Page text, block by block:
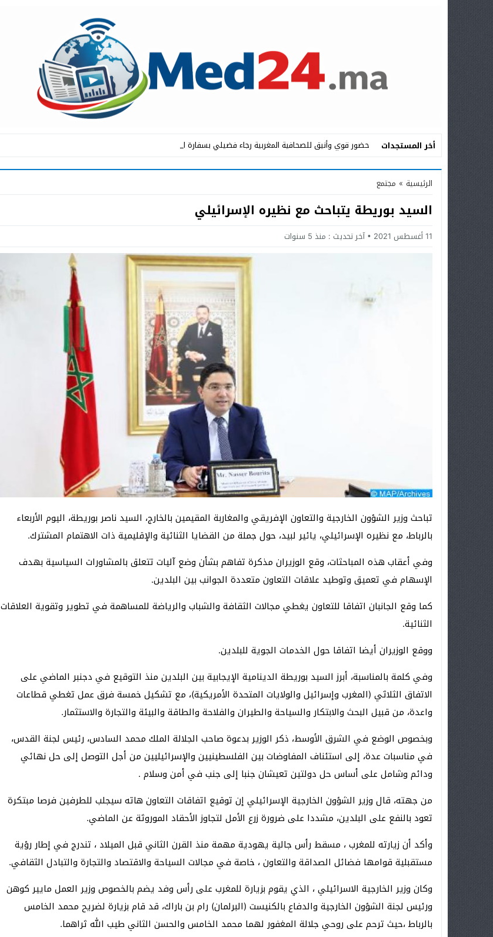
أخر المستجدات
حضور قوي وأنيق للصحافية المغربية رجاء فضيلي بسفارة المملكة ال _
Stop
Next
الرئيسية » مجتمع
السيد بوريطة يتباحث مع نظيره الإسرائيلي
11 أغسطس 2021 آخر تحديث : منذ 5 سنوات
تباحث وزير الشؤون الخارجية والتعاون الإفريقي والمغاربة المقيمين بالخارج، السيد ناصر بوريطة، اليوم الأربعاء
بالرباط، مع نظيره الإسرائيلي، يائير لبيد، حول جملة من القضايا الثنائية والإقليمية ذات الاهتمام المشترك.
وفي أعقاب هذه المباحثات، وقع الوزيران مذكرة تفاهم بشأن وضع آليات تتعلق بالمشاورات السياسية بهدف
الإسهام في تعميق وتوطيد علاقات التعاون متعددة الجوانب بين البلدين.
كما وقع الجانبان اتفاقا للتعاون يغطي مجالات الثقافة والشباب والرياضة للمساهمة في تطوير وتقوية العلاقات
الثنائية.
ووقع الوزيران أيضا اتفاقا حول الخدمات الجوية للبلدين.
وفي كلمة بالمناسبة، أبرز السيد بوريطة الدينامية الإيجابية بين البلدين منذ التوقيع في دجنبر الماضي على
الاتفاق الثلاثي (المغرب وإسرائيل والولايات المتحدة الأمريكية)، مع تشكيل خمسة فرق عمل تغطي قطاعات
واعدة، من قبيل البحث والابتكار والسياحة والطيران والفلاحة والطاقة والبيئة والتجارة والاستثمار.
وبخصوص الوضع في الشرق الأوسط، ذكر الوزير بدعوة صاحب الجلالة الملك محمد السادس، رئيس لجنة القدس،
في مناسبات عدة، إلى استئناف المفاوضات بين الفلسطينيين والإسرائيليين من أجل التوصل إلى حل نهائي
ودائم وشامل على أساس حل دولتين تعيشان جنبا إلى جنب في أمن وسلام .
من جهته، قال وزير الشؤون الخارجية الإسرائيلي إن توقيع اتفاقات التعاون هاته سيجلب للطرفين فرصا مبتكرة
تعود بالنفع على البلدين، مشددا على ضرورة زرع الأمل لتجاوز الأحقاد الموروثة عن الماضي.
وأكد أن زيارته للمغرب ، مسقط رأس جالية يهودية مهمة منذ القرن الثاني قبل الميلاد ، تندرج في إطار رؤية
مستقبلية قوامها فضائل الصداقة والتعاون ، خاصة في مجالات السياحة والاقتصاد والتجارة والتبادل الثقافي.
وكان وزير الخارجية الاسرائيلي ، الذي يقوم بزيارة للمغرب على رأس وفد يضم بالخصوص وزير العمل مايير كوهن
ورئيس لجنة الشؤون الخارجية والدفاع بالكنيست (البرلمان) رام بن باراك، قد قام بزيارة لضريح محمد الخامس
بالرباط ،حيث ترحم على روحي جلالة المغفور لهما محمد الخامس والحسن الثاني طيب الله ثراهما.